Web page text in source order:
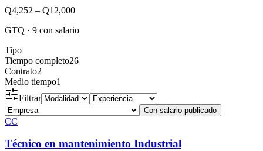
Q4,252 – Q12,000
GTQ · 9 con salario
Tipo
Tiempo completo26
Contrato2
Medio tiempo1
Filtrar
Con salario publicado
CC
Técnico en mantenimiento Industrial